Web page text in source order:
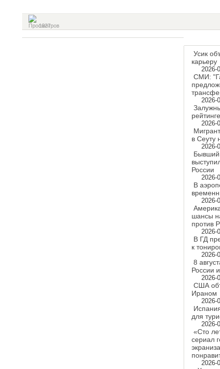
1327
Усик
карьеру
2026-
СМИ:
2026-
2026-
в Сеуту
2026-
Бывший
России
2026-
В
2026-
шансы
против
2026-
В ГД
к
2026-
8
России
2026-
США
Ираном
2026-
для
2026-
«Сто
сериал
2026-